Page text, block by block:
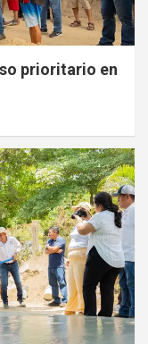
prioritario en